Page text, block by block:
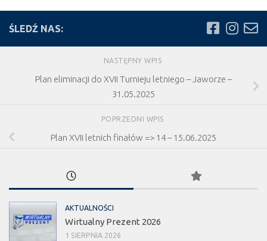
ŚLEDŹ NAS:
NASTĘPNY WPIS
Plan eliminacji do XVII Turnieju letniego – Jaworze –
31.05.2025
POPRZEDNI WPIS
Plan XVII letnich finałów => 14 – 15.06.2025
AKTUALNOŚCI
Wirtualny Prezent 2026
1 SIERPNIA 2026